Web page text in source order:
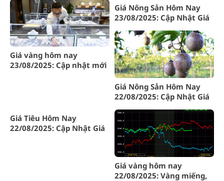
Tây Nguyên
Giá vàng hôm nay
23/08/2025: Cập nhật mới
Giá Nông Sản Hôm Nay
23/08/2025: Cập Nhật Giá
Lai
Giá Nông Sản Hôm Nay
22/08/2025: Cập Nhật Giá
Toàn Quốc
Giá Tiêu Hôm Nay
22/08/2025: Cập Nhật Giá
Giá vàng hôm nay
22/08/2025: Vàng miếng,